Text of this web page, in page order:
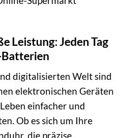
Leistung: Jeden Tag
digitalisierten Welt sind
elektronischen Geräten
einfacher und
Ob es sich um Ihre
die präzise